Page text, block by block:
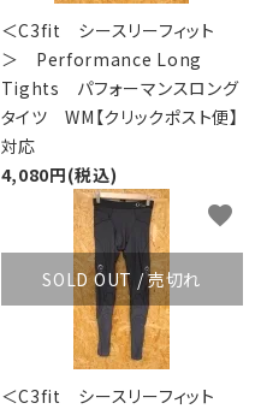
＜C3fit シースリーフィット
＞ Performance Long
Tights パフォーマンスロング
タイツ WM【クリックポスト便】
対応
4,080円(税込)
SOLD OUT / 売切れ
＜C3fit シースリーフィット
favorite